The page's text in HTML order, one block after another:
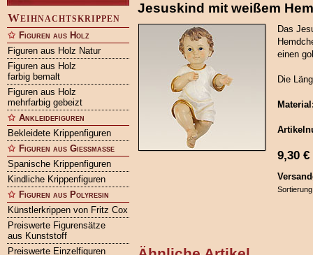
Weihnachtskrippen
Figuren aus Holz
Figuren aus Holz Natur
Figuren aus Holz
farbig bemalt
Figuren aus Holz
mehrfarbig gebeizt
Ankleidefiguren
Bekleidete Krippenfiguren
Figuren aus Gießmasse
Spanische Krippenfiguren
Kindliche Krippenfiguren
Figuren aus Polyresin
Künstlerkrippen von Fritz Cox
Preiswerte Figurensätze
aus Kunststoff
Preiswerte Einzelfiguren
Jesuskind mit weißem
Das
einen
Die
9,30 €